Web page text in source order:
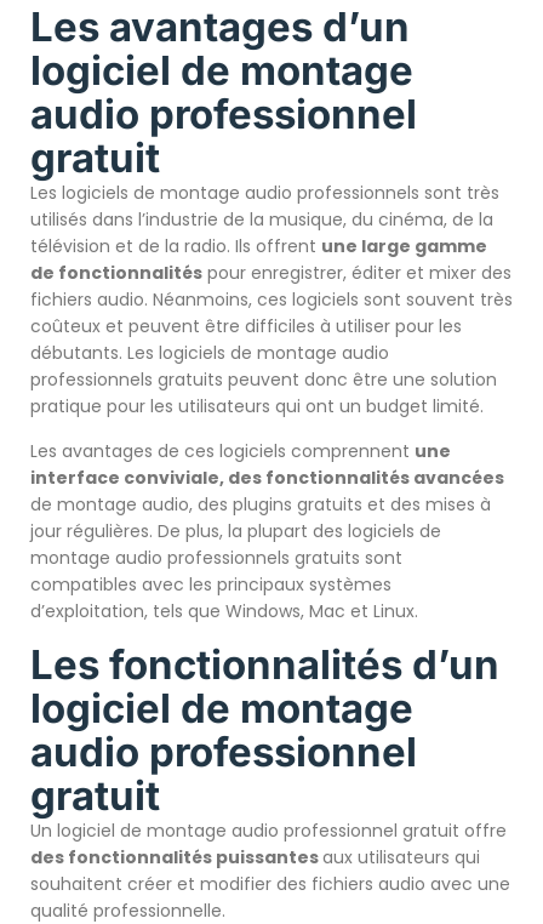
Les avantages d’un
logiciel de montage
audio professionnel
gratuit
Les logiciels de montage audio professionnels sont très
utilisés dans l’industrie de la musique, du cinéma, de la
télévision et de la radio. Ils offrent une large gamme
de fonctionnalités pour enregistrer, éditer et mixer des
fichiers audio. Néanmoins, ces logiciels sont souvent très
coûteux et peuvent être difficiles à utiliser pour les
débutants. Les logiciels de montage audio
professionnels gratuits peuvent donc être une solution
pratique pour les utilisateurs qui ont un budget limité.
Les avantages de ces logiciels comprennent une
interface conviviale, des fonctionnalités avancées
de montage audio, des plugins gratuits et des mises à
jour régulières. De plus, la plupart des logiciels de
montage audio professionnels gratuits sont
compatibles avec les principaux systèmes
d’exploitation, tels que Windows, Mac et Linux.
Les fonctionnalités d’un
logiciel de montage
audio professionnel
gratuit
Un logiciel de montage audio professionnel gratuit offre
des fonctionnalités puissantesaux utilisateurs qui
souhaitent créer et modifier des fichiers audio avec une
qualité professionnelle.